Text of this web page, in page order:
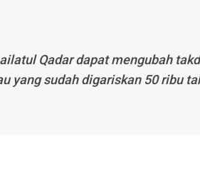
Qadar dapat mengubah
yang sudah digariskan 50 ribu